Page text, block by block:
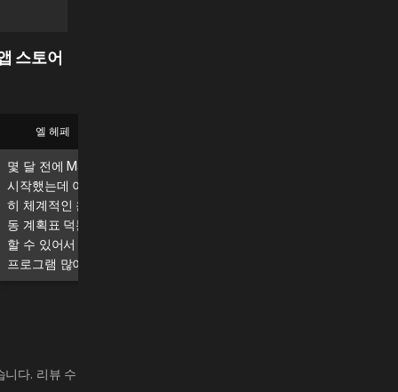
스토어
엘 헤페
몇 달 전에 MadMuscles 프로그램을
시작했는데 아주 만족하고 있어요. 특
히 체계적인 운동 가이드와 매일의 운
동 계획표 덕분에 꾸준히 운동에 집중
할 수 있어서 좋아요. 앞으로도 좋은
프로그램 많이 만들어주세요! 💪
니다. 리뷰 수